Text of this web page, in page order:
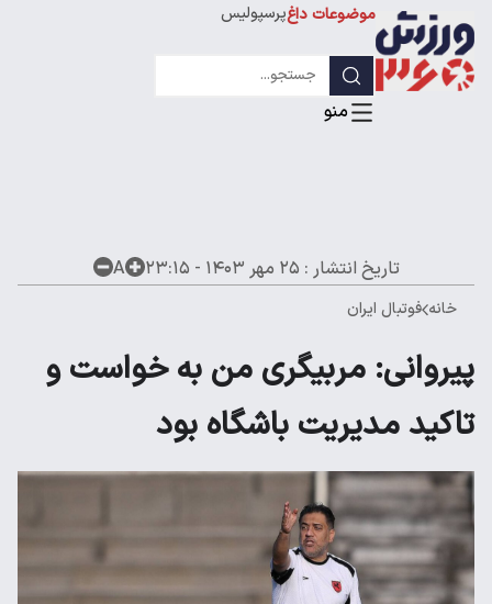
موضوعات داغپرسپولیس
لیگ قهرمانان
تاریخ انتشار : ۲۵ مهر ۱۴۰۳ - ۲۳:۱۵ A
خانه فوتبال ایران
پیروانی: مربیگری من به خواست و
تاکید مدیریت باشگاه بود